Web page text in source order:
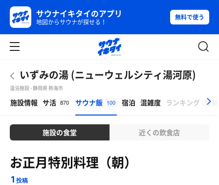
サウナイキタイのアプリ
地図からサウナが探せる！
無料で使う
いずみの湯 (ニューウェルシティ湯河原)
温浴施設 - 静岡県 熱海市
施設情報 サ活 870 サウナ飯 100 宿泊 混雑度 ランキング 開
施設の食堂 近くの飲食店
お正月特別料理（朝）
1 投稿